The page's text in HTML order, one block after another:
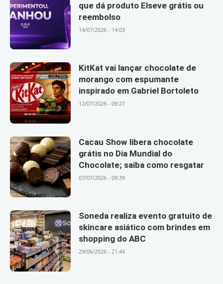
que dá produto Elseve grátis ou
reembolso
14/07/2026 - 14:03
KitKat vai lançar chocolate de
morango com espumante
inspirado em Gabriel Bortoleto
12/07/2026 - 09:27
Cacau Show libera chocolate
grátis no Dia Mundial do
Chocolate; saiba como resgatar
07/07/2026 - 09:39
Soneda realiza evento gratuito de
skincare asiático com brindes em
shopping do ABC
29/06/2026 - 21:44